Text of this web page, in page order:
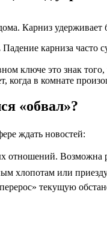
Карниз
Падение карниза часто
ключе это знак
когда в комнате
«обвал»?
ждать новостей:
отношений. Возможна
хлопотам или
текущую